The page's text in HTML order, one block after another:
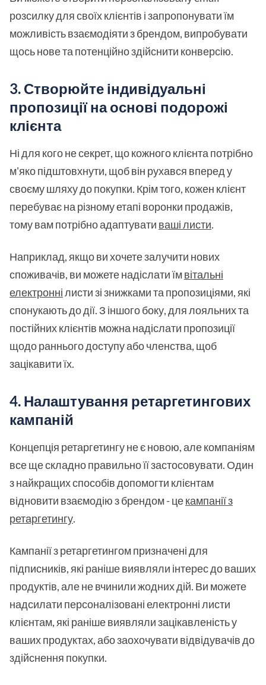
розсилку для своїх клієнтів і запропонувати їм
можливість взаємодіяти з брендом, випробувати
щось нове та потенційно здійснити конверсію.
3. Створюйте індивідуальні
пропозиції на основі подорожі
клієнта
Ні для кого не секрет, що кожного клієнта потрібно
м'яко підштовхнути, щоб він рухався вперед у
своєму шляху до покупки. Крім того, кожен клієнт
перебуває на різному етапі воронки продажів,
тому вам потрібно адаптувати ваші листи.
Наприклад, якщо ви хочете залучити нових
споживачів, ви можете надіслати їмвітальні
електроннілисти зі знижками та пропозиціями, які
спонукають до дії. З іншого боку, для лояльних та
постійних клієнтів можна надіслати пропозиції
щодо раннього доступу або членства, щоб
зацікавити їх.
4. Налаштування ретаргетингових
кампаній
Концепція ретаргетингу не є новою, але компаніям
все ще складно правильно її застосовувати. Один
з найкращих способів допомогти клієнтам
відновити взаємодію з брендом - цекампанії з
ретаргетингу.
Кампанії з ретаргетингом призначені для
підписників, які раніше виявляли інтерес до ваших
продуктів, але не вчинили жодних дій. Ви можете
надсилати персоналізовані електронні листи
клієнтам, які раніше виявляли зацікавленість у
ваших продуктах, або заохочувати відвідувачів до
здійснення покупки.